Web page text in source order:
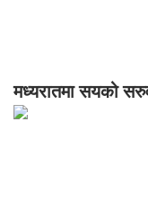
मध्यरातमा सयको